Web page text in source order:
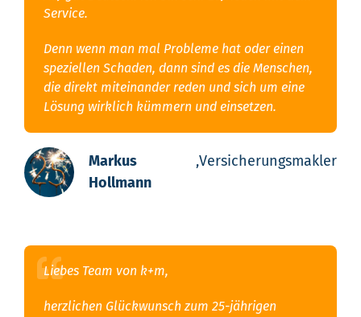
Service.
Denn wenn man mal Probleme hat oder einen
speziellen Schaden, dann sind es die Menschen,
die direkt miteinander reden und sich um eine
Lösung wirklich kümmern und einsetzen.
Markus
Hollmann
,Versicherungsmakler
Liebes Team von k+m,
herzlichen Glückwunsch zum 25-jährigen